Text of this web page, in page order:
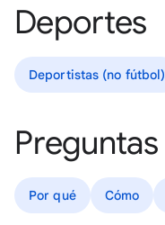
Deportes
Deportistas (no fútbol)
Preguntas
Por qué Cómo